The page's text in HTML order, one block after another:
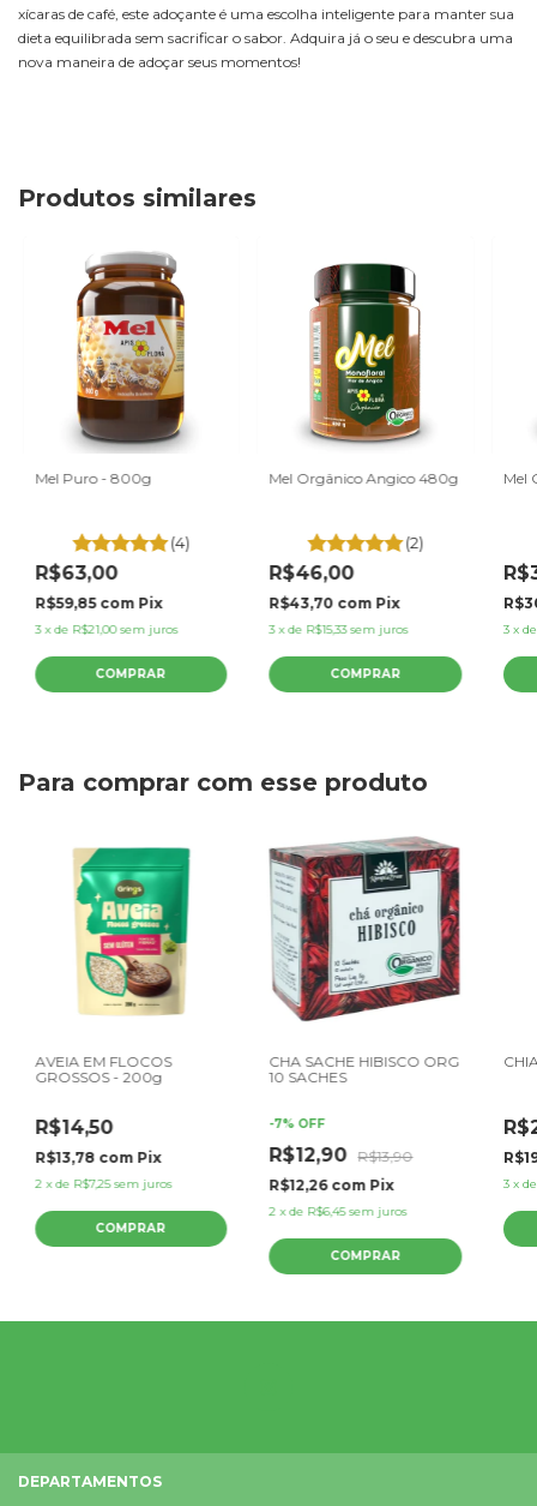
xícaras de café, este adoçante é uma escolha inteligente para manter sua
dieta equilibrada sem sacrificar o sabor. Adquira já o seu e descubra uma
nova maneira de adoçar seus momentos!
Produtos similares
Mel Puro - 800g
(4)
R$63,00
R$59,85 com Pix
3 xde R$21,00 sem juros
Mel Orgânico Angico 480g
(2)
R$46,00
R$43,70 com Pix
3 xde R$15,33 sem juros
Mel
3 x
Para comprar com esse produto
AVEIA EM FLOCOS
GROSSOS - 200g
R$14,50
R$13,78 com Pix
2 xde R$7,25 sem juros
CHA SACHE HIBISCO ORG
10 SACHES
-7% OFF
R$12,90 R$13,90
R$12,26 com Pix
2 xde R$6,45 sem juros
3 x
DEPARTAMENTOS